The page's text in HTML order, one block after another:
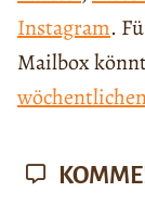
Instagram.
Mailbox